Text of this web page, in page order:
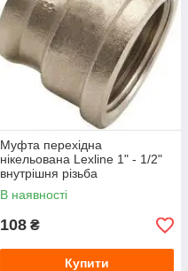
Муфта перехідна
нікельована Lexline 1" - 1/2"
внутрішня різьба
В наявності
108 ₴
Купити